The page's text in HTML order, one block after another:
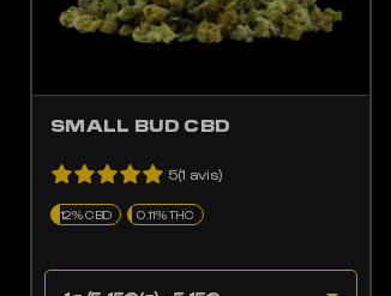
SMALL BUD CBD
12% CBD 0.11% THC
5(1 avis)